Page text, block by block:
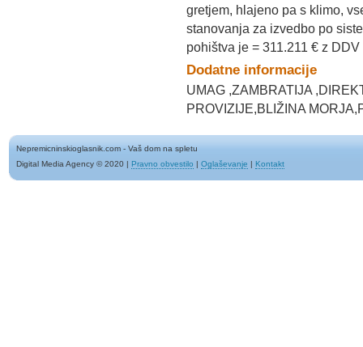
gretjem, hlajeno pa s klimo,
stanovanja za izvedbo po
pohištva je = 311.211 € z DDV
Dodatne informacije
UMAG ,ZAMBRATIJA
PROVIZIJE,BLIŽINA
Nepremicninskioglasnik.com - Vaš dom na spletu
Digital Media Agency © 2020 | Pravno obvestilo | Oglaševanje | Kontakt